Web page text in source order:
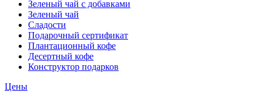
Зеленый чай с добавками
Зеленый чай
Сладости
Подарочный сертификат
Плантационный кофе
Десертный кофе
Конструктор подарков
Цены